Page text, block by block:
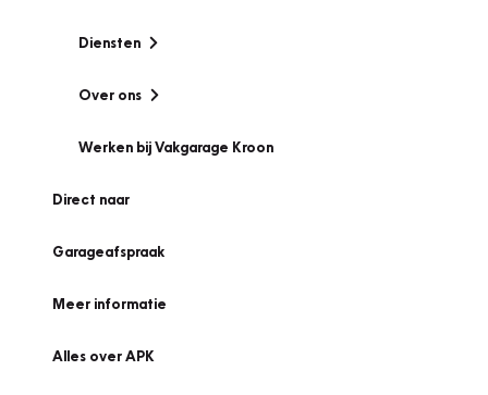
Diensten
Over ons
Werken bij Vakgarage Kroon
Direct naar
Garageafspraak
Meer informatie
Alles over APK